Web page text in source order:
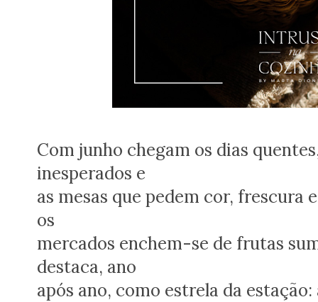
Com junho chegam os dias
inesperados e
as mesas que pedem cor, frescura
os
mercados enchem-se de frutas
destaca, ano
após ano, como estrela da